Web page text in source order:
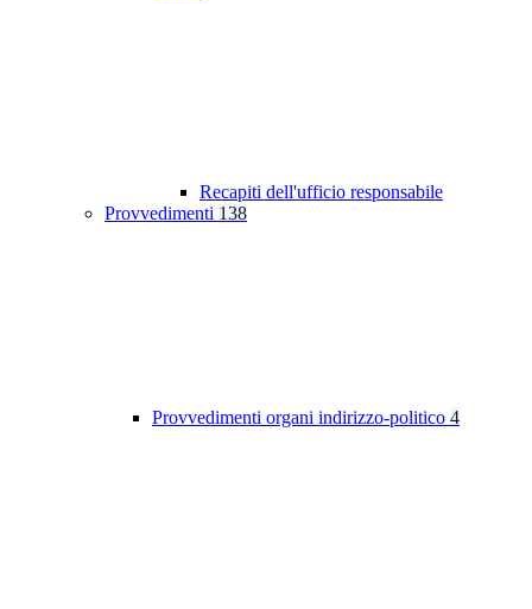
Recapiti dell'ufficio responsabile
Provvedimenti 138
Provvedimenti organi indirizzo-politico 4